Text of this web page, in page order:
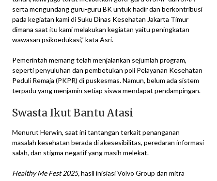
serta mengundang guru-guru BK untuk hadir dan berkontribusi
pada kegiatan kami di Suku Dinas Kesehatan Jakarta Timur
dimana saat itu kami melakukan kegiatan yaitu peningkatan
wawasan psikoedukasi,” kata Asri.
Pemerintah memang telah menjalankan sejumlah program,
seperti penyuluhan dan pembetukan poli Pelayanan Kesehatan
Peduli Remaja (PKPR) di puskesmas. Namun, belum ada sistem
terpadu yang menjamin setiap siswa mendapat pendampingan.
Swasta Ikut Bantu Atasi
Menurut Herwin, saat ini tantangan terkait penanganan
masalah kesehatan berada di akesesibilitas, peredaran informasi
salah, dan stigma negatif yang masih melekat.
Healthy Me Fest 2025,hasil inisiasi Volvo Group dan mitra